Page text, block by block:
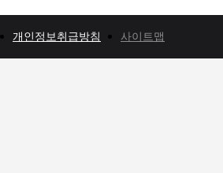
개인정보취급방침 사이트맵